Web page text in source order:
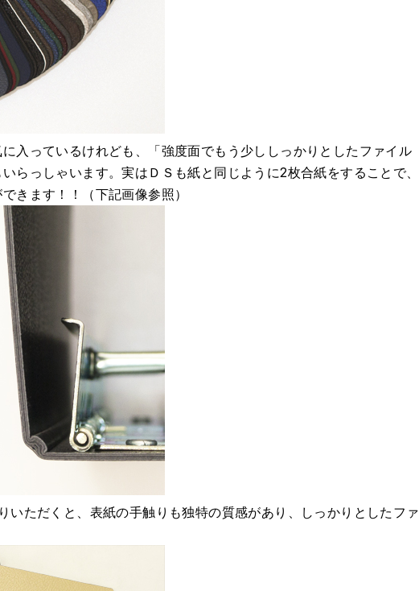
入っているけれども、「強度面でもう少ししっかりとしたファイル
らっしゃいます。実はＤＳも紙と同じように2枚合紙をすることで、
きます！！（下記画像参照）
いただくと、表紙の手触りも独特の質感があり、しっかりとしたファ